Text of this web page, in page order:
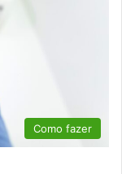
Como fazer